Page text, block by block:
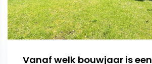
Vanaf welk bouwjaar is een